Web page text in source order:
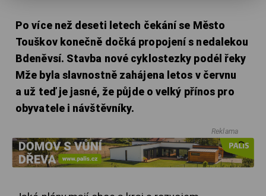
Po více než deseti letech čekání se Město
Touškov konečně dočká propojení s nedalekou
Bdeněvsí. Stavba nové cyklostezky podél řeky
Mže byla slavnostně zahájena letos v červnu
a už teď je jasné, že půjde o velký přínos pro
obyvatele i návštěvníky.
Reklama